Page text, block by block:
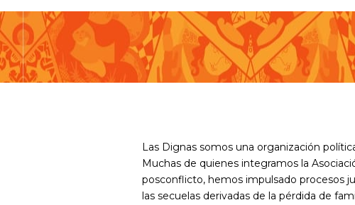
Las Dignas somos una organización
Muchas de quienes integramos la
posconflicto, hemos impulsado procesos
las secuelas derivadas de la pérdida de